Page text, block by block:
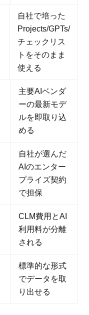
自社で培った
Projects/GPTs/
チェックリス
トをそのまま
使える
主要AIベンダ
ーの最新モデ
ルを即取り込
める
自社が選んだ
AIのエンター
プライズ契約
で担保
CLM費用とAI
利用料が分離
される
標準的な形式
でデータを取
り出せる